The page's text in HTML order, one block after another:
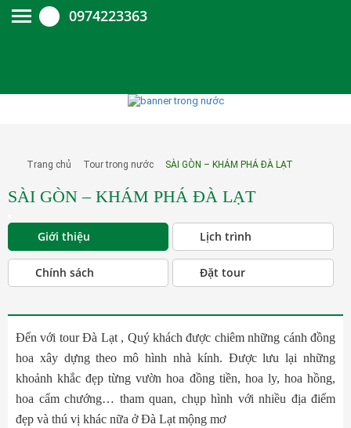
0974223363
Trang chủ Tour trong nước SÀI GÒN – KHÁM PHÁ ĐÀ LẠT
SÀI GÒN – KHÁM PHÁ ĐÀ LẠT
Giới thiệu Lịch trình
Chính sách Đặt tour
Đến với tour Đà Lạt , Quý khách được chiêm những cánh đồng
hoa xây dựng theo mô hình nhà kính. Được lưu lại những
khoảnh khắc đẹp từng vườn hoa đồng tiền, hoa ly, hoa hồng,
hoa cẩm chướng… tham quan, chụp hình với nhiều địa điểm
đẹp và thú vị khác nữa ở Đà Lạt mộng mơ